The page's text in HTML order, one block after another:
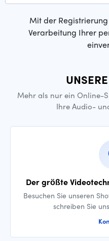
Mit der
Verarbeitung Ihrer
Mehr als nur ein Online-
Ihre Audio-
Der größte
Besuchen Sie unseren
schreiben Sie